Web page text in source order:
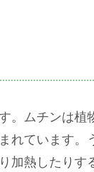
。ムチンは植
れています。
加熱したりす